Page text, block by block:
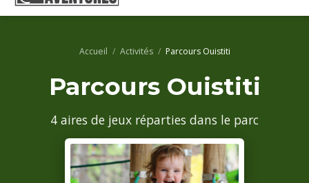
Accueil / Activités / Parcours Ouistiti
Parcours Ouistiti
4 aires de jeux réparties dans le parc